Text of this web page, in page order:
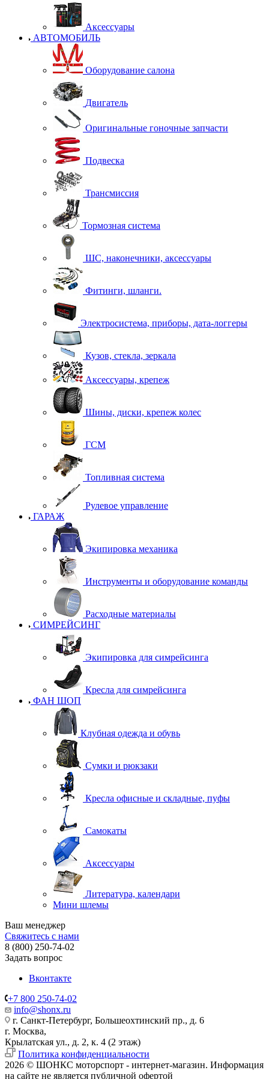
Аксессуары
АВТОМОБИЛЬ
Оборудование салона
Двигатель
Оригинальные гоночные запчасти
Подвеска
Трансмиссия
Тормозная система
ШС, наконечники, аксессуары
Фитинги, шланги.
Электросистема, приборы, дата-логгеры
Кузов, стекла, зеркала
Аксессуары, крепеж
Шины, диски, крепеж колес
ГСМ
Топливная система
Рулевое управление
ГАРАЖ
Экипировка механика
Инструменты и оборудование команды
Расходные материалы
СИМРЕЙСИНГ
Экипировка для симрейсинга
Кресла для симрейсинга
ФАН ШОП
Клубная одежда и обувь
Сумки и рюкзаки
Кресла офисные и складные, пуфы
Самокаты
Аксессуары
Литература, календари
Мини шлемы
Ваш менеджер
Свяжитесь с нами
8 (800) 250-74-02
Задать вопрос
Вконтакте
+7 800 250-74-02
info@shonx.ru
г. Санкт-Петербург, Большеохтинский пр., д. 6
г. Москва,
Крылатская ул., д. 2, к. 4 (2 этаж)
Политика конфиденциальности
2026 © ШОНКС моторспорт - интернет-магазин. Информация
на сайте не является публичной офертой